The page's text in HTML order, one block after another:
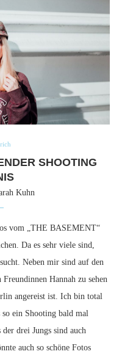
SHOOTING
Kuhn
vom „THE BASEMENT“
Da es sehr viele sind,
Neben mir sind auf den
Hannah zu sehen
angereist ist. Ich bin total
ein Shooting bald mal
drei Jungs sind auch
auch so schöne Fotos